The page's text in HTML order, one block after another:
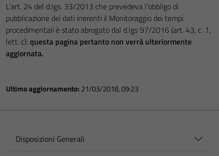
L’art. 24 del d.lgs. 33/2013 che prevedeva l’obbligo di
pubblicazione dei dati inerenti il Monitoraggio dei tempi
procedimentali è stato abrogato dal d.lgs 97/2016 (art. 43, c. 1,
lett. c): questa pagina pertanto non verrà ulteriormente
aggiornata.
Ultimo aggiornamento: 21/03/2018, 09:23
Disposizioni Generali